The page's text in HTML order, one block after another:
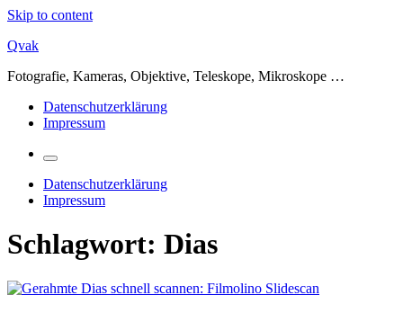
Skip to content
Qvak
Fotografie, Kameras, Objektive, Teleskope, Mikroskope …
Datenschutzerklärung
Impressum
Datenschutzerklärung
Impressum
Schlagwort: Dias